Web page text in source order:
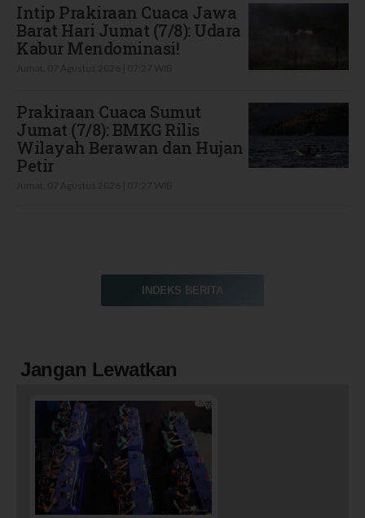
Intip Prakiraan Cuaca Jawa
Barat Hari Jumat (7/8): Udara
Kabur Mendominasi!
Prakiraan Cuaca Sumut
Jumat (7/8): BMKG Rilis
Wilayah Berawan dan Hujan
Petir
INDEKS BERITA
Jangan Lewatkan